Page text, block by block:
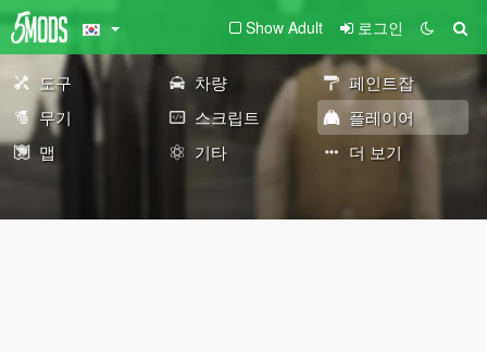
Show Adult 로그인
도구 차량
페인트잡
무기
스크립트
플레이어
맵
기타 더 보기